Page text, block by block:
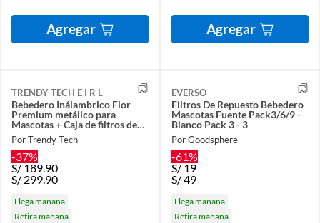
Agregar Agregar
TRENDY TECH E I R L
Bebedero Inálambrico Flor
Premium metálico para
Mascotas + Caja de filtros de
repuesto
Por Trendy Tech
-37%
S/189.90
S/ 299.90
Llega mañana
Retira mañana
EVERSO
Filtros De Repuesto Bebedero
Mascotas Fuente Pack3/6/9 -
Blanco Pack 3 - 3
Por Goodsphere
-61%
S/19
S/49
Llega mañana
Retira mañana